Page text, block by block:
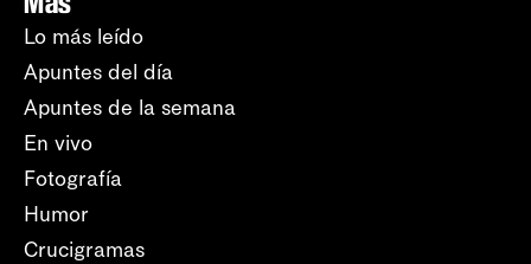
Lo más leído
Apuntes del día
Apuntes de la semana
En vivo
Fotografía
Humor
Crucigramas